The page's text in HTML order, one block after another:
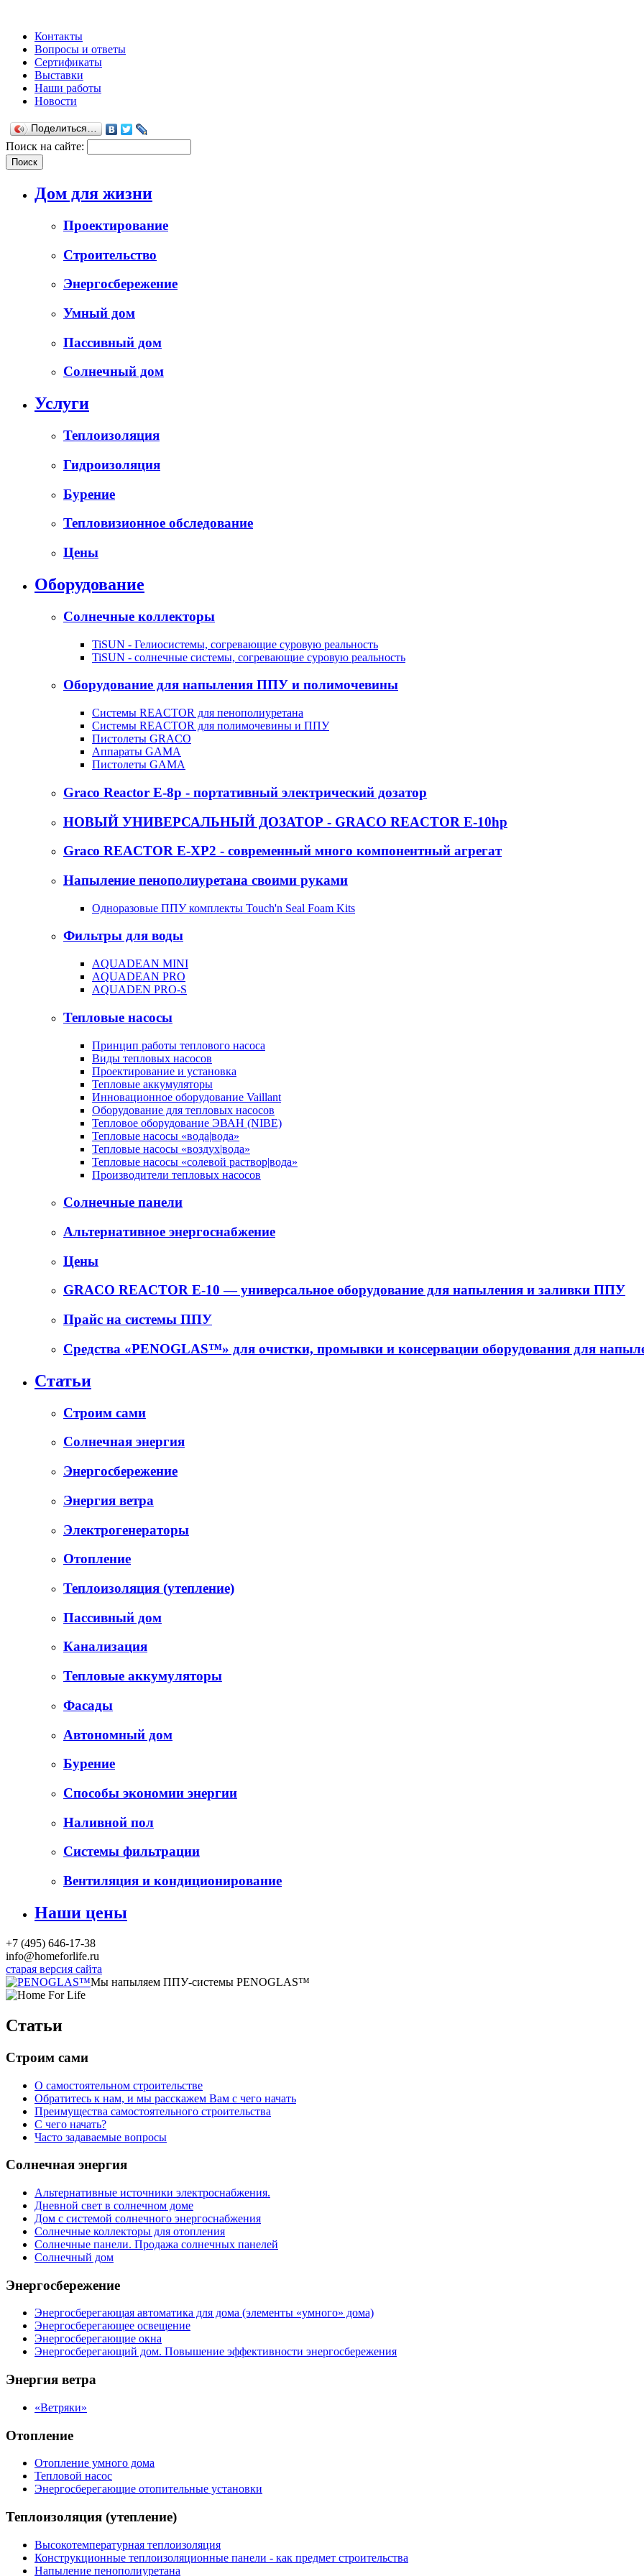
Контакты
Вопросы и ответы
Сертификаты
Выставки
Наши работы
Новости
Поделиться…
Поиск на сайте:
Дом для жизни
Проектирование
Строительство
Энергосбережение
Умный дом
Пассивный дом
Солнечный дом
Услуги
Теплоизоляция
Гидроизоляция
Бурение
Тепловизионное обследование
Цены
Оборудование
Солнечные коллекторы
TiSUN - Гелиосистемы, согревающие суровую реальность
TiSUN - солнечные системы, согревающие суровую реальность
Оборудование для напыления ППУ и полимочевины
Системы REACTOR для пенополиуретана
Системы REACTOR для полимочевины и ППУ
Пистолеты GRACO
Аппараты GAMA
Пистолеты GAMA
Graco Reactor E-8p - портативный электрический дозатор
НОВЫЙ УНИВЕРСАЛЬНЫЙ ДОЗАТОР - GRACO REACTOR E-10hp
Graco REACTOR E-XP2 - современный много компонентный агрегат
Напыление пенополиуретана своими руками
Одноразовые ППУ комплекты Touch'n Seal Foam Kits
Фильтры для воды
AQUADEAN MINI
AQUADEAN PRO
AQUADEN PRO-S
Тепловые насосы
Принцип работы теплового насоса
Виды тепловых насосов
Проектирование и установка
Тепловые аккумуляторы
Инновационное оборудование Vaillant
Оборудование для тепловых насосов
Тепловое оборудование ЭВАН (NIBE)
Тепловые насосы «вода|вода»
Тепловые насосы «воздух|вода»
Тепловые насосы «солевой раствор|вода»
Производители тепловых насосов
Солнечные панели
Альтернативное энергоснабжение
Цены
GRACO REACTOR E-10 — универсальное оборудование для напыления и заливки ППУ
Прайс на системы ППУ
Средства «PENOGLAS™» для очистки, промывки и консервации оборудования для
Статьи
Cтроим сами
Солнечная энергия
Энергосбережение
Энергия ветра
Электрогенераторы
Отопление
Теплоизоляция (утепление)
Пассивный дом
Канализация
Тепловые аккумуляторы
Фасады
Автономный дом
Бурение
Способы экономии энергии
Наливной пол
Системы фильтрации
Вентиляция и кондиционирование
Наши цены
+7 (495) 646-17-38
info@homeforlife.ru
старая версия сайта
Мы напыляем ППУ-системы PENOGLAS™
Статьи
Строим сами
О самостоятельном строительстве
Обратитесь к нам, и мы расскажем Вам с чего начать
Преимущества самостоятельного строительства
С чего начать?
Часто задаваемые вопросы
Солнечная энергия
Альтернативные источники электроснабжения.
Дневной свет в солнечном доме
Дом с системой солнечного энергоснабжения
Солнечные коллекторы для отопления
Солнечные панели. Продажа солнечных панелей
Солнечный дом
Энергосбережение
Энергосберегающая автоматика для дома (элементы «умного» дома)
Энергосберегающее освещение
Энергосберегающие окна
Энергосберегающий дом. Повышение эффективности энергосбережения
Энергия ветра
«Ветряки»
Отопление
Отопление умного дома
Тепловой насос
Энергосберегающие отопительные установки
Теплоизоляция (утепление)
Высокотемпературная теплоизоляция
Конструкционные теплоизоляционные панели - как предмет строительства
Напыление пенополиуретана